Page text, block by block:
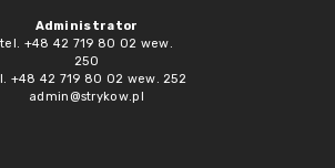
Administrator
tel. +48 42 719 80 02 wew.
250
+48 42 719 80 02 wew. 252
admin@strykow.pl